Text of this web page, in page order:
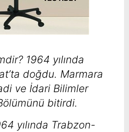
1964 yılında
doğdu. Marmara
ve İdari Bilimler
bitirdi.
yılında Trabzon-